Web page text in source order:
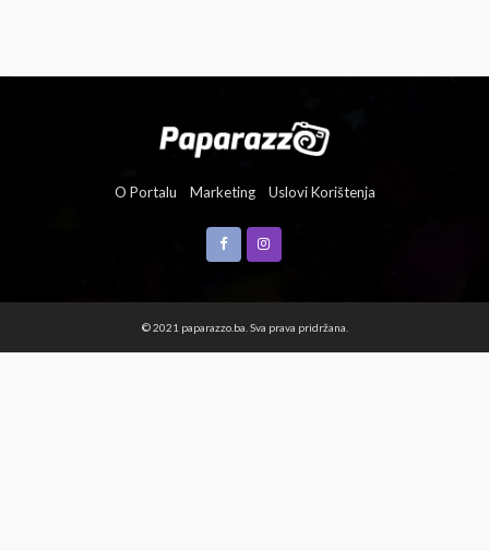
O Portalu Marketing Uslovi Korištenja
© 2021 paparazzo.ba. Sva prava pridržana.